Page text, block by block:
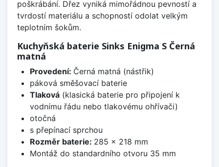
poškrábání. Dřez vyniká mimořádnou pevností a
tvrdostí materiálu a schopností odolat velkým
teplotním šokům.
Kuchyňská baterie Sinks Enigma S Černá
matná
Provedení: Černá matná (nástřik)
páková směšovací baterie
Tlaková(klasická baterie pro připojení k
vodnímu řádu nebo tlakovému ohřívači)
otočná
s přepínací sprchou
Rozměr baterie: 285 x 218 mm
Montáž do standardního otvoru 35 mm